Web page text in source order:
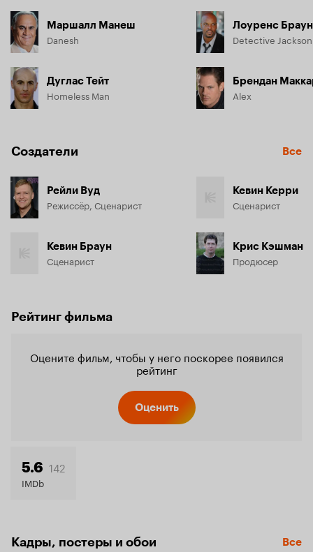
Маршалл Манеш
Danesh
Дуглас Тейт
Homeless Man
Лоуренс Браун
Брендан
Alex
Создатели Все
Рейли Вуд
Режиссёр, Сценарист
Кевин Браун
Сценарист
Кевин Керри
Сценарист
Крис Кэшман
Продюсер
Рейтинг фильма
Оцените фильм, чтобы у него поскорее появился
рейтинг
Оценить
5.6 142
IMDb
Кадры, постеры и обои Все